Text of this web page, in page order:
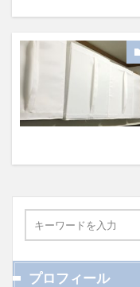
プロフィール